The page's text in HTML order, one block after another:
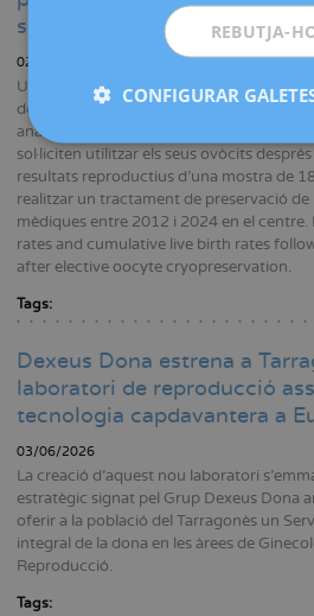
sense recórrer a la donació
02/07/2026
Un grup d'investigadors del Servei de
de Dexeus Dona ha realitzat un ampli
analitza quina és la taxa de retorn -
sol·liciten utilitzar els seus ovòcits
resultats reproductius d'una mostra de
realitzar un tractament de preservació
mèdiques entre 2012 i 2024 en el
rates and cumulative live birth rates
after elective oocyte cryopreservation.
Tags:
Dexeus Dona estrena a
laboratori de reproducció
tecnologia capdavantera a
03/06/2026
La creació d’aquest nou laboratori
estratègic signat pel Grup Dexeus Dona
oferir a la població del Tarragonès un
integral de la dona en les àrees de
Reproducció.
Tags:
REBUTJA-
CONFIGURAR